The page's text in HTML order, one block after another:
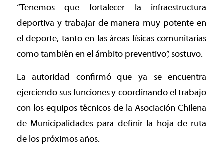
“Tenemos que fortalecer la infraestructura
deportiva y trabajar de manera muy potente en
el deporte, tanto en las áreas físicas comunitarias
como también en el ámbito preventivo”, sostuvo.
La autoridad confirmó que ya se encuentra
ejerciendo sus funciones y coordinando el trabajo
con los equipos técnicos de la Asociación Chilena
de Municipalidades para definir la hoja de ruta
de los próximos años.